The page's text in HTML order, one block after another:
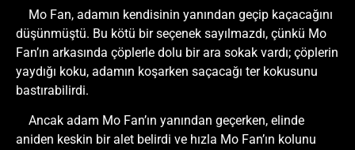
Mo Fan, adamın kendisinin yanından geçip kaçacağını
düşünmüştü. Bu kötü bir seçenek sayılmazdı, çünkü Mo
Fan’ın arkasında çöplerle dolu bir ara sokak vardı; çöplerin
yaydığı koku, adamın koşarken saçacağı ter kokusunu
bastırabilirdi.
Ancak adam Mo Fan’ın yanından geçerken, elinde
aniden keskin bir alet belirdi ve hızla Mo Fan’ın kolunu